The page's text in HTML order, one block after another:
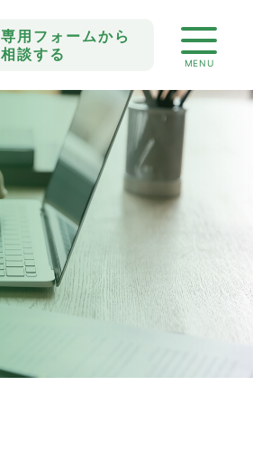
専用フォームから
相談する
MENU